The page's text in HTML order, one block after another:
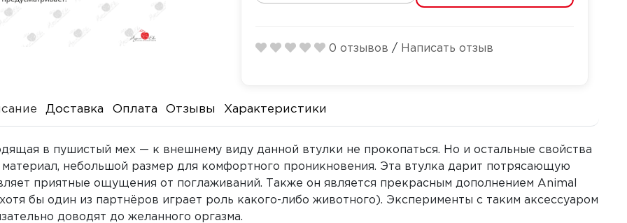
0 отзывов / Написать отзыв
Доставка Оплата Отзывы Характеристики
в пушистый мех — к внешнему виду данной втулки не прокопаться. Но и остальные свойства
небольшой размер для комфортного проникновения. Эта втулка дарит потрясающую
приятные ощущения от поглаживаний. Также он является прекрасным дополнением Animal
бы один из партнёров играет роль какого-либо животного). Эксперименты с таким аксессуаром
доводят до желанного оргазма.